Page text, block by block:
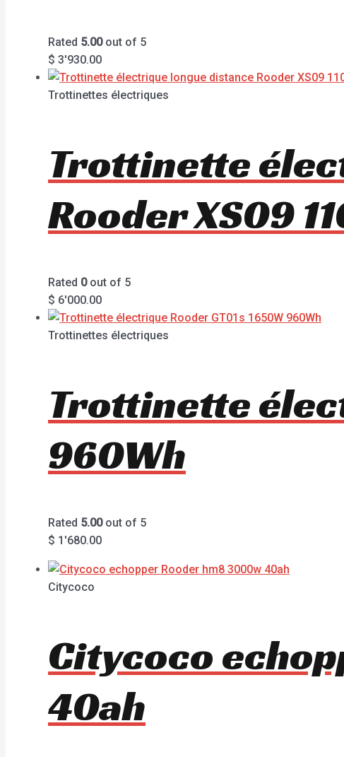
Rated 5.00out of 5
$ 3'930.00
Trottinettes électriques
Trottinette
Rooder XS09
Rated 0out of 5
$ 6'000.00
Trottinettes électriques
Trottinette
960Wh
Rated 5.00out of 5
$ 1'680.00
Citycoco
Citycoco
40ah